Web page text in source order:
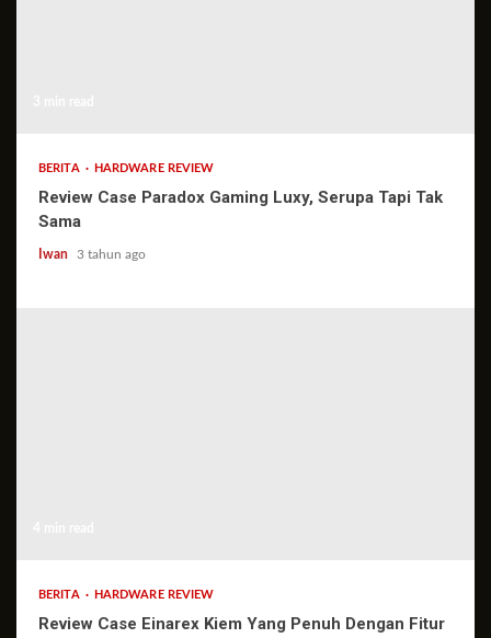
BERITA HARDWARE REVIEW
Review Case Paradox Gaming Luxy, Serupa Tapi Tak
Sama
Iwan 3 tahun ago
BERITA HARDWARE REVIEW
Review Case Einarex Kiem Yang Penuh Dengan Fitur